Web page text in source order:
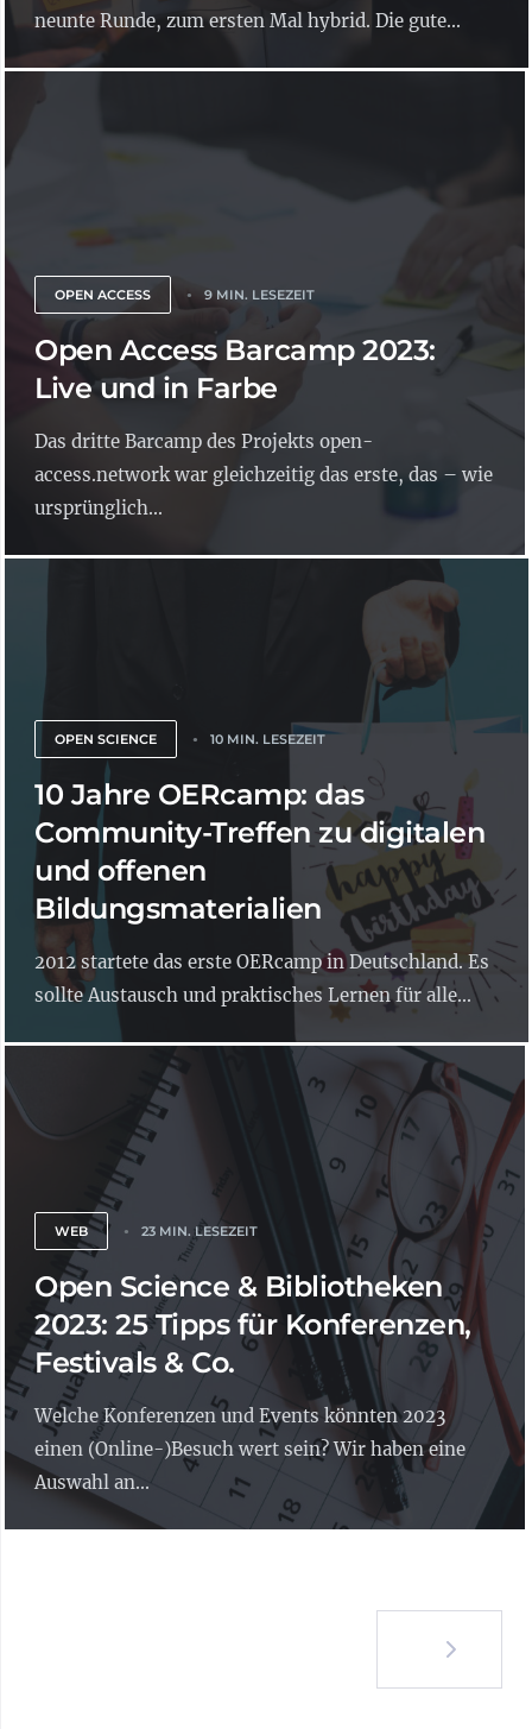
neunte Runde, zum ersten Mal hybrid. Die gute...
OPEN ACCESS 9 MIN. LESEZEIT
Open Access Barcamp 2023:
Live und in Farbe
Das dritte Barcamp des Projekts open-
access.network war gleichzeitig das erste, das – wie
ursprünglich...
OPEN SCIENCE 10 MIN. LESEZEIT
10 Jahre OERcamp: das
Community-Treffen zu digitalen
und offenen
Bildungsmaterialien
2012 startete das erste OERcamp in Deutschland. Es
sollte Austausch und praktisches Lernen für alle...
WEB 23 MIN. LESEZEIT
Open Science & Bibliotheken
2023: 25 Tipps für Konferenzen,
Festivals & Co.
Welche Konferenzen und Events könnten 2023
einen (Online-)Besuch wert sein? Wir haben eine
Auswahl an...